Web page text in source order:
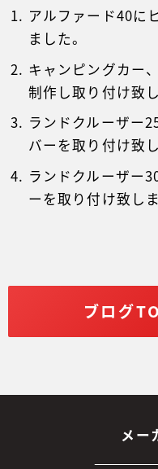
アルファード40に
ました。
キャンピングカー
制作し取り付け致
ランドクルーザー
バーを取り付け致
ランドクルーザー
ーを取り付け致しま
ブログ
メー